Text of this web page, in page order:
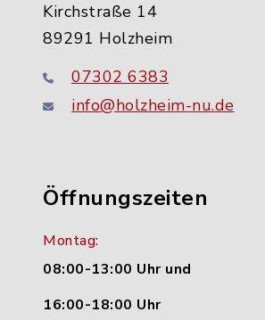
Kirchstraße 14
89291 Holzheim
07302 6383
info@holzheim-nu.de
Öffnungszeiten
Montag:
08:00-13:00 Uhr und
16:00-18:00 Uhr